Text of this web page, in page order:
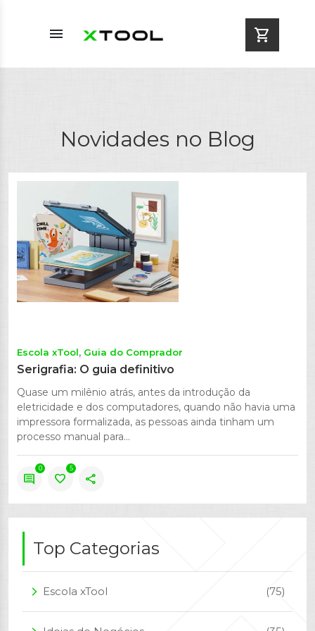
menu shopping_cart
Novidades no Blog
Escola xTool Guia do Comprador
Serigrafia: O guia definitivo
Quase um milênio atrás, antes da introdução da
eletricidade e dos computadores, quando não havia uma
impressora formalizada, as pessoas ainda tinham um
processo manual para...
comment
0
favorite
5
share
Top Categorias
arrow_forward_ios Escola xTool (75)